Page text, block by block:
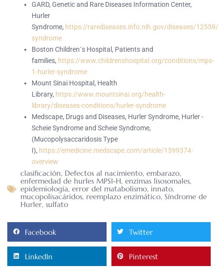
GARD, Genetic and Rare Diseases Information Center,
Hurler
Syndrome, https://rarediseases.info.nih.gov/diseases/
syndrome
Boston Children´s Hospital, Patients and
families, https://www.childrenshospital.org/conditions/mps-
1-hurler-syndrome
Mount Sinai Hospital, Health
Library, https://www.mountsinai.org/health-
library/diseases-conditions/hurler-syndrome
Medscape, Drugs and Diseases, Hurler Syndrome, Hurler -
Scheie Syndrome and Scheie Syndrome,
(Mucopolysaccaridosis Type
I), https://emedicine.medscape.com/article/1599374-
overview
clasificación, Defectos al nacimiento, embarazo,
enfermedad de hurles MPS1-H, enzimas lisosomales,
epidemiología, error del matabolismo, innato,
mucopolisacáridos, reemplazo enzimático, Síndrome de
Hurler, sulfato
Facebook Twitter
LinkedIn Pinterest